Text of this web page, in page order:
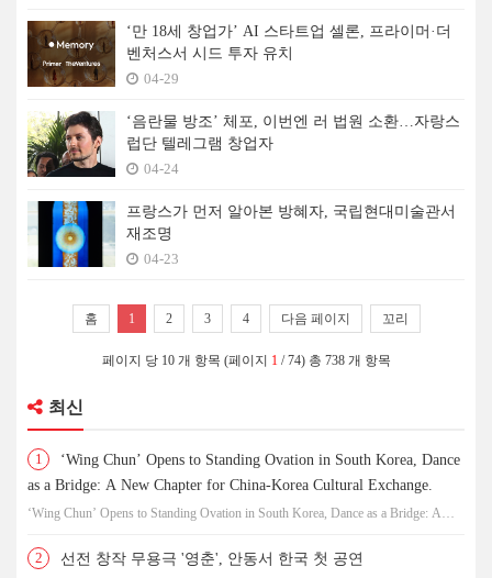
‘만 18세 창업가’ AI 스타트업 셀론, 프라이머·더
벤처스서 시드 투자 유치
04-29
‘음란물 방조’ 체포, 이번엔 러 법원 소환…자랑스
럽단 텔레그램 창업자
04-24
프랑스가 먼저 알아본 방혜자, 국립현대미술관서
재조명
04-23
홈 1 2 3 4 다음 페이지 꼬리
페이지 당 10 개 항목 (페이지 1/ 74) 총 738 개 항목
최신
1
‘Wing Chun’ Opens to Standing Ovation in South Korea, Dance
as a Bridge: A New Chapter for China-Korea Cultural Exchange.
‘Wing Chun’ Opens to Standing Ovation in South Korea, Dance as a Bridge: A
2 선전 창작 무용극 '영춘', 안동서 한국 첫 공연